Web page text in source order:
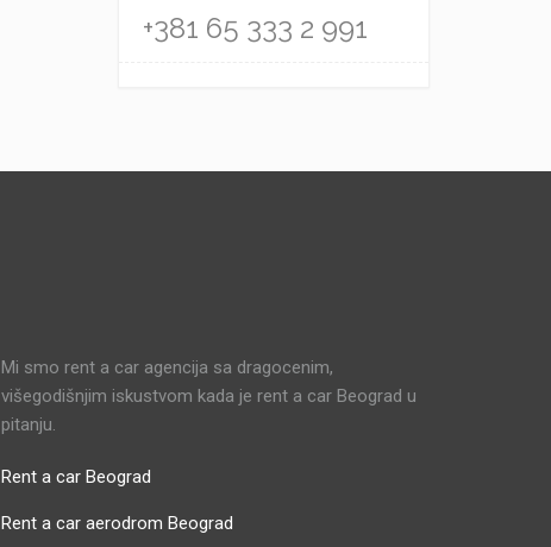
+381 65 333 2 991
Mi smo rent a car agencija sa dragocenim,
višegodišnjim iskustvom kada je rent a car Beograd u
pitanju.
Rent a car Beograd
Rent a car aerodrom Beograd